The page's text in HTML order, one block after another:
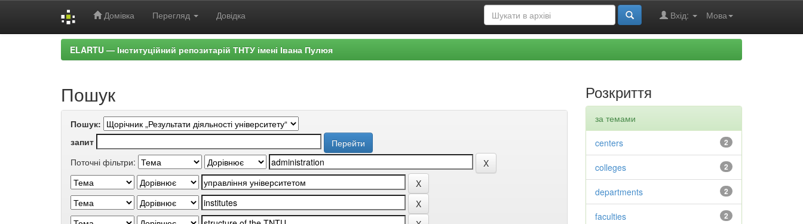
Домівка Перегляд Довідка Мова
Вхід:
ELARTU — Інституційний репозитарій ТНТУ імені Івана Пулюя
Пошук
Пошук:
запит
Поточні фільтри:
Розкриття
за темами
2
centers
2
colleges
2
departments
2
faculties